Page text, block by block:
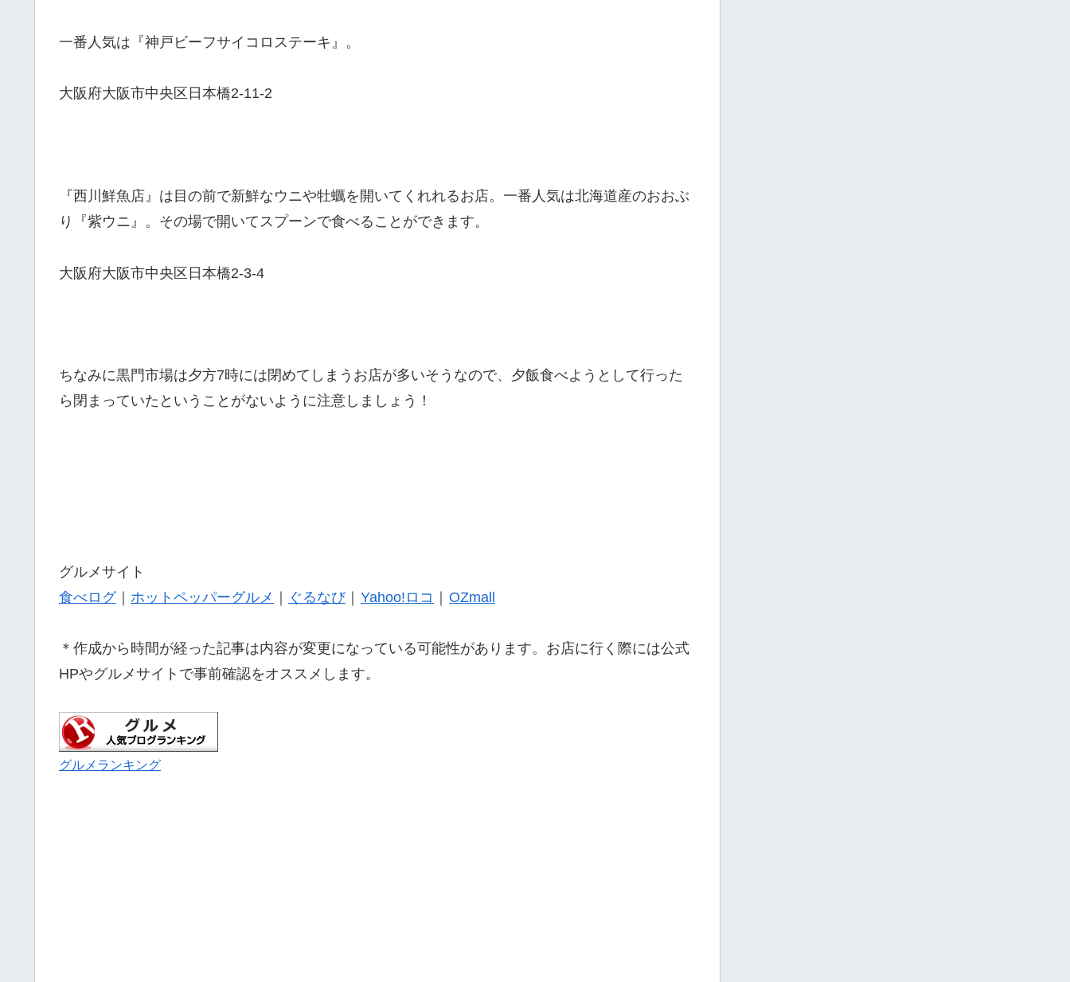
一番人気は『神戸ビーフサイコロステーキ』。
大阪府大阪市中央区日本橋2-11-2
『西川鮮魚店』は目の前で新鮮なウニや牡蠣を開いてくれれるお店。一番人気は北海道産のおおぶ
り『紫ウニ』。その場で開いてスプーンで食べることができます。
大阪府大阪市中央区日本橋2-3-4
ちなみに黒門市場は夕方7時には閉めてしまうお店が多いそうなので、夕飯食べようとして行った
ら閉まっていたということがないように注意しましょう！
グルメサイト
食べログ｜ ホットペッパーグルメ ぐるなび｜ Yahoo!ロコ OZmall
＊作成から時間が経った記事は内容が変更になっている可能性があります。お店に行く際には公式
HPやグルメサイトで事前確認をオススメします。
グルメランキング